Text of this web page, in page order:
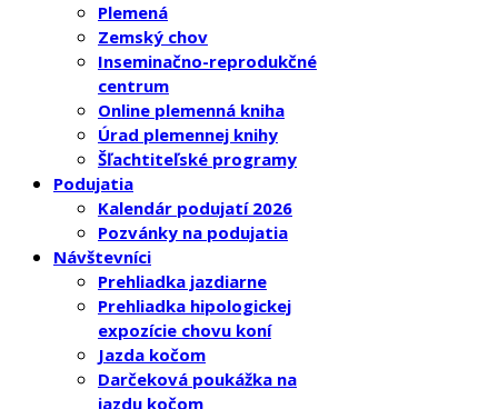
Plemená
Zemský chov
Inseminačno-reprodukčné
centrum
Online plemenná kniha
Úrad plemennej knihy
Šľachtiteľské programy
Podujatia
Kalendár podujatí 2026
Pozvánky na podujatia
Návštevníci
Prehliadka jazdiarne
Prehliadka hipologickej
expozície chovu koní
Jazda kočom
Darčeková poukážka na
jazdu kočom